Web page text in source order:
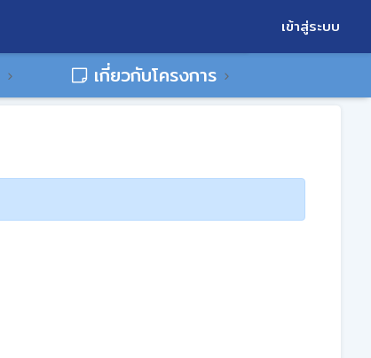
เข้าสู่ระบบ
เกี่ยวกับโครงการ